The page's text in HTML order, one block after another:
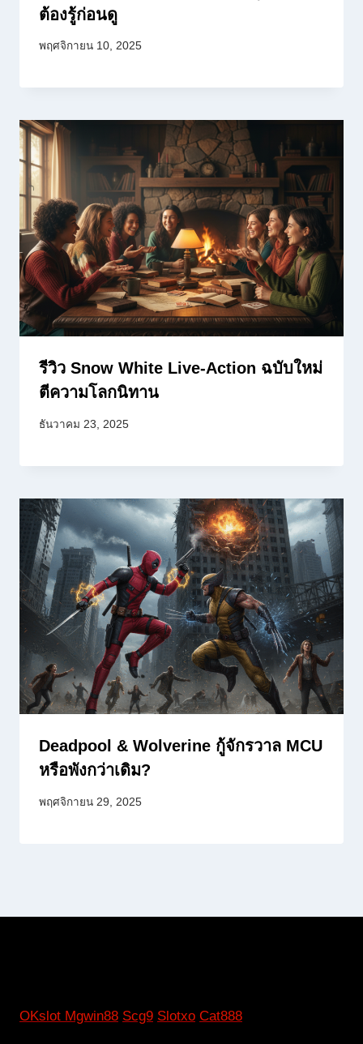
ต้องรู้ก่อนดู
พฤศจิกายน 10, 2025
รีวิว Snow White Live-Action ฉบับใหม่
ตีความโลกนิทาน
ธันวาคม 23, 2025
Deadpool & Wolverine กู้จักรวาล MCU
หรือพังกว่าเดิม?
พฤศจิกายน 29, 2025
OKslot Mgwin88 Scg9 Slotxo Cat888